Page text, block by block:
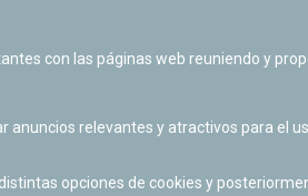
con las páginas web reuniendo y
relevantes y atractivos para el
opciones de cookies y